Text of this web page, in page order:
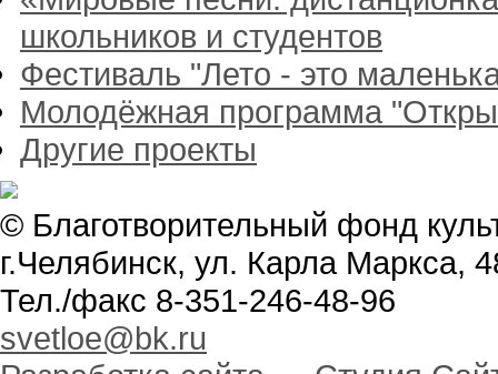
школьников и студентов
Фестиваль "Лето - это
Молодёжная программа
Другие проекты
© Благотворительный фонд
г.Челябинск, ул. Карла Маркса,
Тел./факс 8-351-246-48-96
svetloe@bk.ru